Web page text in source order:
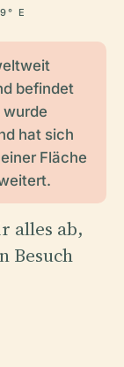
E
befindet
wurde
hat sich
Fläche
alles ab,
Besuch